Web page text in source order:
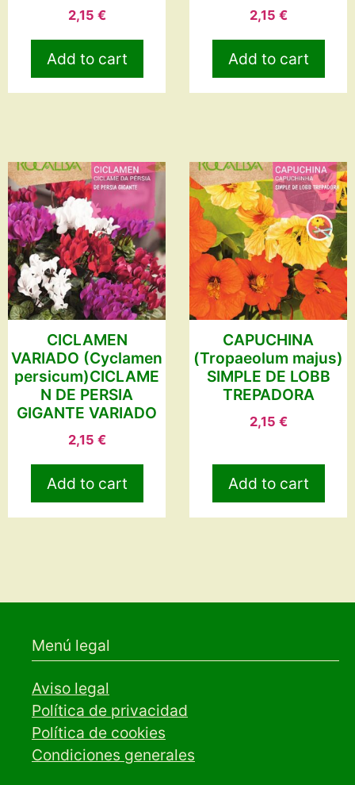
2,15 €
Add to cart
2,15 €
Add to cart
CICLAMEN
VARIADO (Cyclamen
persicum)CICLAME
N DE PERSIA
GIGANTE VARIADO
2,15 €
Add to cart
CAPUCHINA
(Tropaeolum majus)
SIMPLE DE LOBB
TREPADORA
2,15 €
Add to cart
Menú legal
Aviso legal
Política de privacidad
Política de cookies
Condiciones generales